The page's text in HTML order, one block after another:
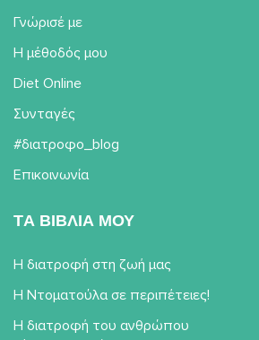
Γνώρισέ με
Η μέθοδός μου
Diet Online
Συνταγές
#διατροφο_blog
Επικοινωνία
TΑ ΒΙΒΛΙΑ ΜΟΥ
Η διατροφή στη ζωή μας
Η Ντοματούλα σε περιπέτειες!
Η διατροφή του ανθρώπου